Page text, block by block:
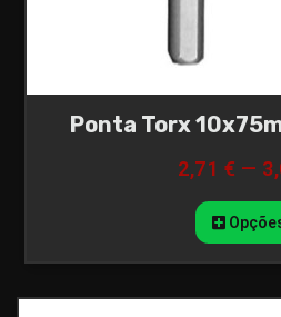
Ponta Torx
2,71 € —